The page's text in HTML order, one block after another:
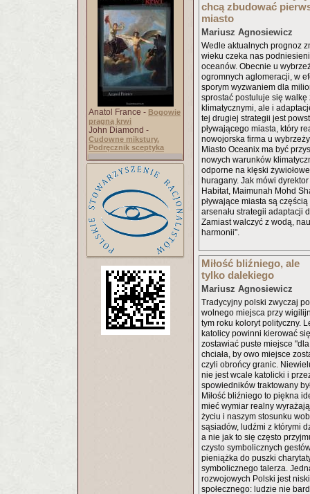
Anatol France - Bogowie
pragną krwi
John Diamond -
Cudowne mikstury.
Podręcznik sceptyka
chcą zbudować
miasto
Mariusz Agnosiewicz
Wedle aktualnych prognoz
wieku czeka nas
oceanów. Obecnie u
ogromnych aglomeracji, w
sporym wyzwaniem dla
sprostać postuluje się walkę
klimatycznymi, ale i
tej drugiej strategii jest
pływającego miasta, który
nowojorska firma u
Miasto Oceanix ma być
nowych warunków
odporne na klęski
huragany. Jak mówi
Habitat, Maimunah Mohd
pływające miasta są
arsenału strategii adaptacji
Zamiast walczyć z wodą,
harmonii".
Miłość bliźniego, ale
tylko dalekiego
Mariusz Agnosiewicz
Tradycyjny polski zwyczaj
wolnego miejsca przy
tym roku koloryt polityczny.
katolicy powinni kierować
zostawiać puste miejsce
chciała, by owo miejsce
czyli obrońcy granic.
nie jest wcale katolicki i
spowiedników traktowany
Miłość bliźniego to piękna
mieć wymiar realny
życiu i naszym stosunku
sąsiadów, ludźmi z którymi
a nie jak to się często
czysto symbolicznych
pieniążka do puszki
symbolicznego talerza.
rozwojowych Polski jest
społecznego: ludzie nie